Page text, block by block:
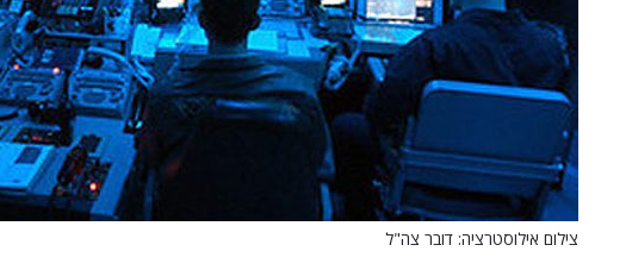
צילום אילוסטרציה: דובר צה"ל